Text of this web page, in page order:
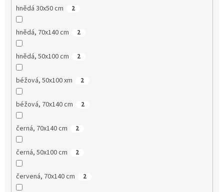
hnědá 30x50 cm 2
hnědá, 70x140 cm 2
hnědá, 50x100 cm 2
béžová, 50x100 xm 2
béžová, 70x140 cm 2
černá, 70x140 cm 2
černá, 50x100 cm 2
červená, 70x140 cm 2